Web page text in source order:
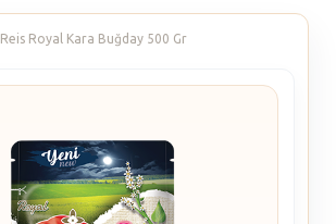
Reis Royal Kara Buğday 500 Gr